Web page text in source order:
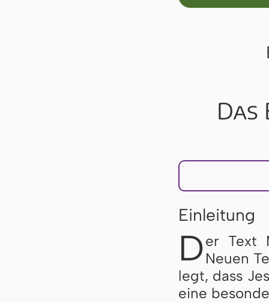
Einleitung
Der Text
Neu­en
legt, dass
ei­ne